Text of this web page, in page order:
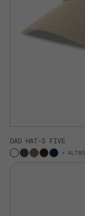
DAD HAT-S FIVE
ALTRO